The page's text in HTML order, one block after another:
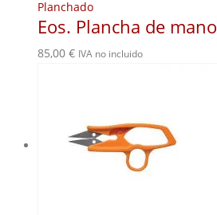
Planchado
Eos. Plancha de mano
85,00 € IVA no incluido